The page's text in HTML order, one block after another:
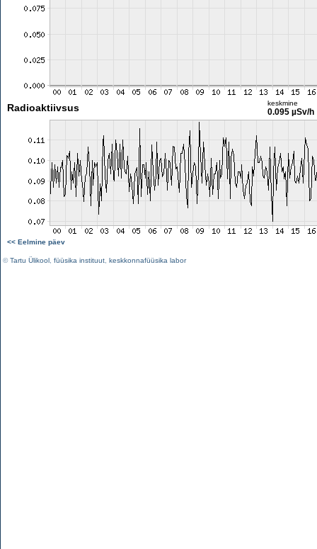
Radioaktiivsus keskmine
0.095 µSv/h
<< Eelmine päev
©Tartu Ülikool füüsika instituut keskkonnafüüsika labor